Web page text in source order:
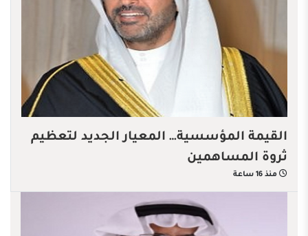
القيمة المؤسسية… المعيار الجديد لتعظيم
ثروة المساهمين
منذ 16 ساعة